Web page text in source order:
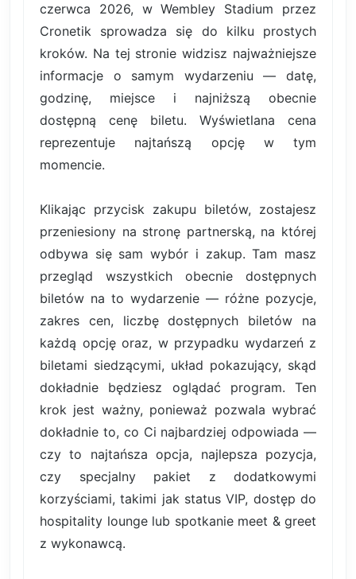
czerwca 2026, w Wembley Stadium przez
Cronetik sprowadza się do kilku prostych
kroków. Na tej stronie widzisz najważniejsze
informacje o samym wydarzeniu — datę,
godzinę, miejsce i najniższą obecnie
dostępną cenę biletu. Wyświetlana cena
reprezentuje najtańszą opcję w tym
momencie.
Klikając przycisk zakupu biletów, zostajesz
przeniesiony na stronę partnerską, na której
odbywa się sam wybór i zakup. Tam masz
przegląd wszystkich obecnie dostępnych
biletów na to wydarzenie — różne pozycje,
zakres cen, liczbę dostępnych biletów na
każdą opcję oraz, w przypadku wydarzeń z
biletami siedzącymi, układ pokazujący, skąd
dokładnie będziesz oglądać program. Ten
krok jest ważny, ponieważ pozwala wybrać
dokładnie to, co Ci najbardziej odpowiada —
czy to najtańsza opcja, najlepsza pozycja,
czy specjalny pakiet z dodatkowymi
korzyściami, takimi jak status VIP, dostęp do
hospitality lounge lub spotkanie meet & greet
z wykonawcą.